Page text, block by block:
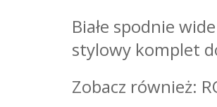
Białe spodnie
stylowy komplet
Zobacz również: